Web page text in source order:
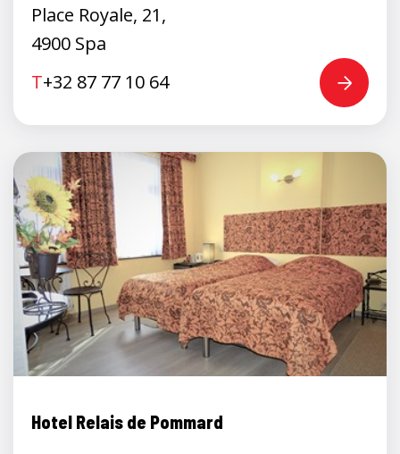
Place Royale, 21,
4900 Spa
T+32 87 77 10 64
Hotel Relais de Pommard